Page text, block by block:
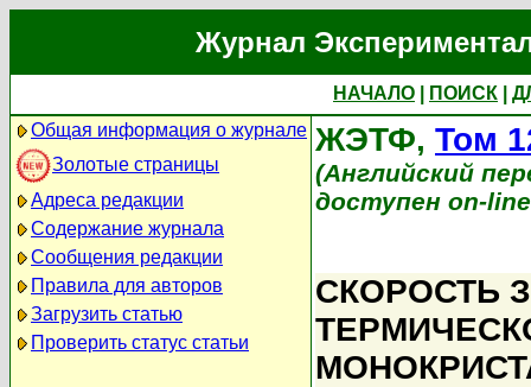
Журнал
НАЧАЛО ПОИСК
Общая информация о журнале
Золотые страницы
Адреса редакции
Содержание журнала
Сообщения редакции
Правила для авторов
Загрузить статью
Проверить статус статьи
ЖЭТФ, Том
(Английский
доступен on-
СКОРОСТЬ